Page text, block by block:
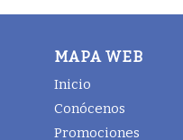
MAPA WEB
Inicio
Conócenos
Promociones